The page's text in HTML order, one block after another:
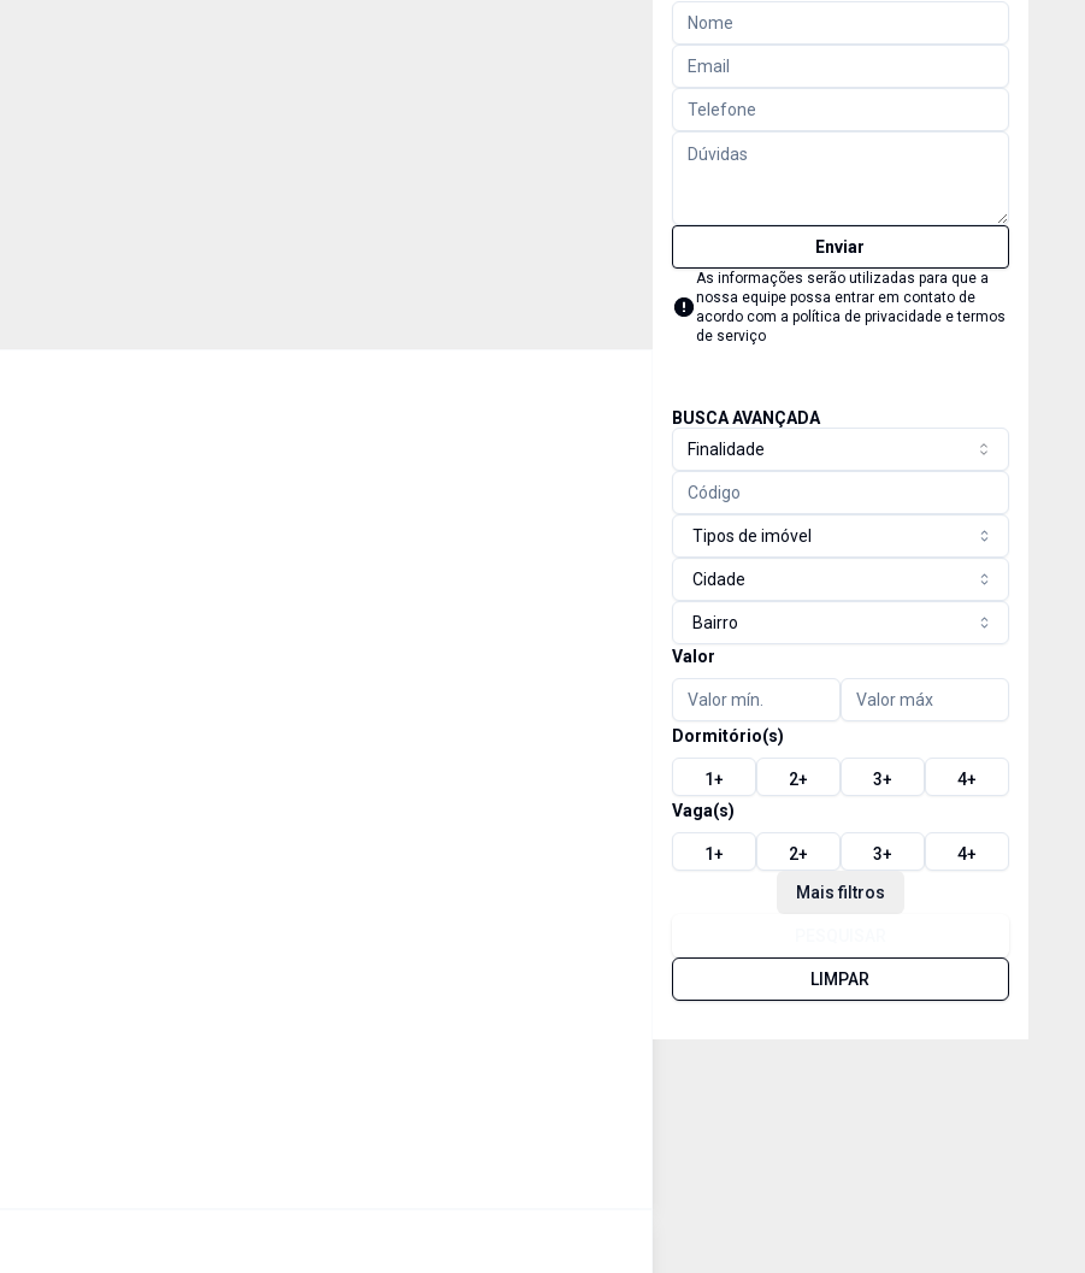
Enviar
As informações serão utilizadas para que a
nossa equipe possa entrar em contato de
acordo com a política de privacidade e termos
de serviço
BUSCA AVANÇADA
Finalidade
Tipos de imóvel
Cidade
Bairro
Valor
Dormitório(s)
1+ 2+ 3+ 4+
Vaga(s)
1+ 2+ 3+ 4+
Mais filtros
LIMPAR